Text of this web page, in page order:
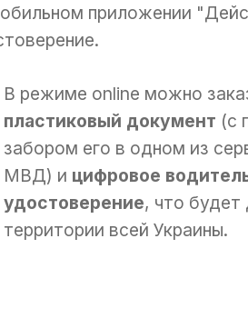
приложении
В режиме online можно
пластиковый документ (с
забором его в одном из
МВД) и цифровое
удостоверение, что будет
территории всей Украины.